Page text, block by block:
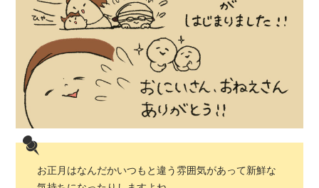
お正月はなんだかいつもと違う雰囲気があって新鮮な